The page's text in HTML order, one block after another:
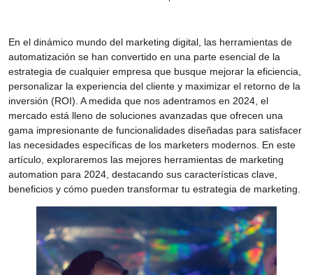
En el dinámico mundo del marketing digital, las herramientas de
automatización se han convertido en una parte esencial de la
estrategia de cualquier empresa que busque mejorar la eficiencia,
personalizar la experiencia del cliente y maximizar el retorno de la
inversión (ROI). A medida que nos adentramos en 2024, el
mercado está lleno de soluciones avanzadas que ofrecen una
gama impresionante de funcionalidades diseñadas para satisfacer
las necesidades específicas de los marketers modernos. En este
artículo, exploraremos las mejores herramientas de marketing
automation para 2024, destacando sus características clave,
beneficios y cómo pueden transformar tu estrategia de marketing.